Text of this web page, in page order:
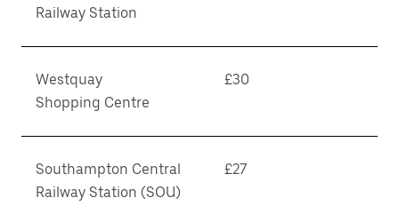
Railway Station
Westquay
Shopping Centre
£30
Southampton Central
Railway Station (SOU)
£27